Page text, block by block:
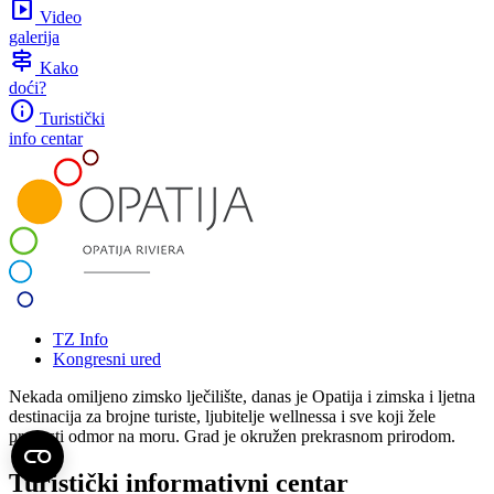
slideshow Video
galerija
signpost Kako
doći?
info Turistički
info centar
TZ Info
Kongresni ured
Nekada omiljeno zimsko lječilište, danas je Opatija i zimska i ljetna
destinacija za brojne turiste, ljubitelje wellnessa i sve koji žele
provesti odmor na moru. Grad je okružen prekrasnom prirodom.
Turistički informativni centar